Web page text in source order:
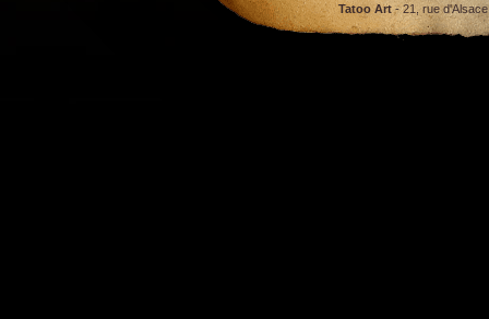
Tatoo Art - 21, rue